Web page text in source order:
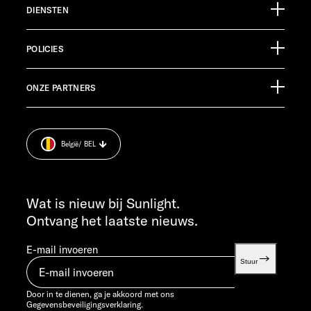
Ölmühlestraße 6
88299 Leutkirch
Germany
KLANTENSERVICE
service@service.sunlight.de
MA T/M DO 7:30 - 12:00 UUR EN 13:00 - 16:00 UUR
VR 7:30 - 12:00 UUR
info@sunlight.de
DIENSTEN
Informatiemateriaal
POLICIES
Afdruk.
Cookie Consent
Informatie over het gewicht
ONZE PARTNERS
Wat is nieuw bij Sunlight.
Ontvang het laatste nieuws.
E-mail invoeren
Stuur
Door in te dienen, ga je akkoord met ons
Gegevensbeveiligingsverklaring.
België/ BEL